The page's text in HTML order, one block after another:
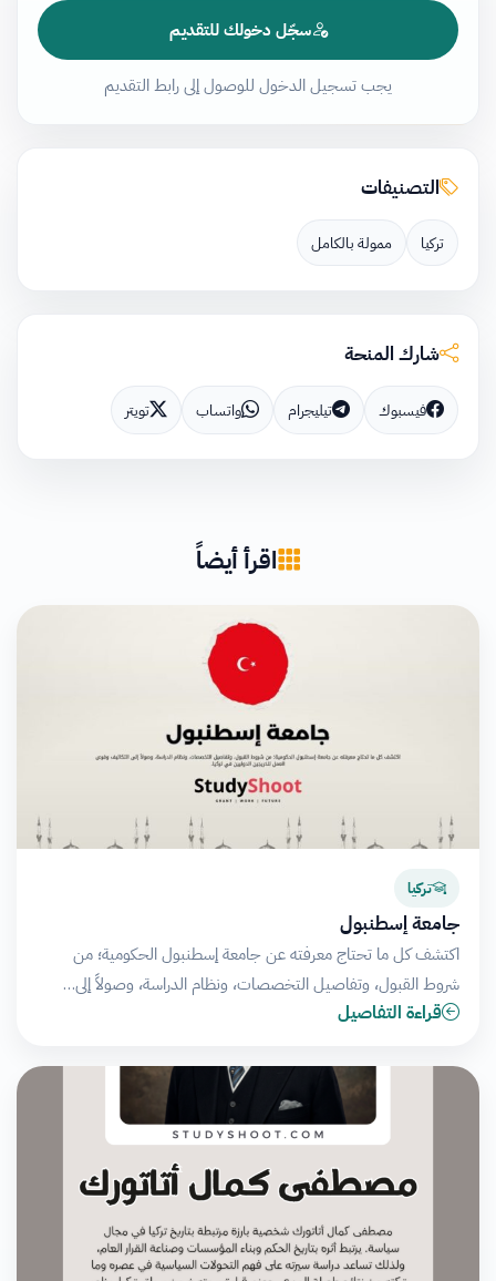
سجّل دخولك للتقديم
يجب تسجيل الدخول للوصول إلى رابط التقديم
التصنيفات
تركيا ممولة بالكامل
شارك المنحة
فيسبوك تيليجرام واتساب تويتر
اقرأ أيضاً
تركيا
جامعة إسطنبول
اكتشف كل ما تحتاج معرفته عن جامعة إسطنبول الحكومية؛ من
شروط القبول، وتفاصيل التخصصات، ونظام الدراسة، وصولاً إلى…
قراءة التفاصيل